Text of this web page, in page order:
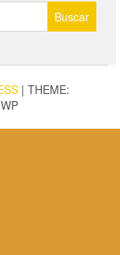
Buscar
| THEME: